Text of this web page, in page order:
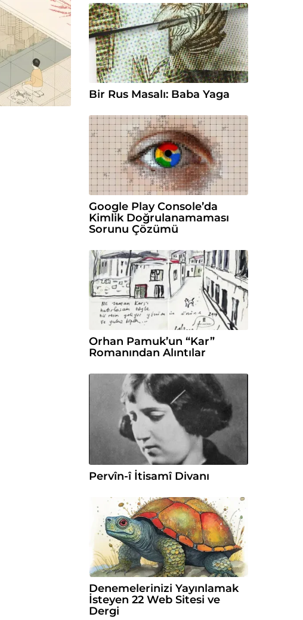
Bir Rus Masalı: Baba Yaga
Google Play Console’da
Kimlik Doğrulanamaması
Sorunu Çözümü
Orhan Pamuk’un “Kar”
Romanından Alıntılar
Pervîn-î İtisamî Divanı
Denemelerinizi Yayınlamak
İsteyen 22 Web Sitesi ve
Dergi